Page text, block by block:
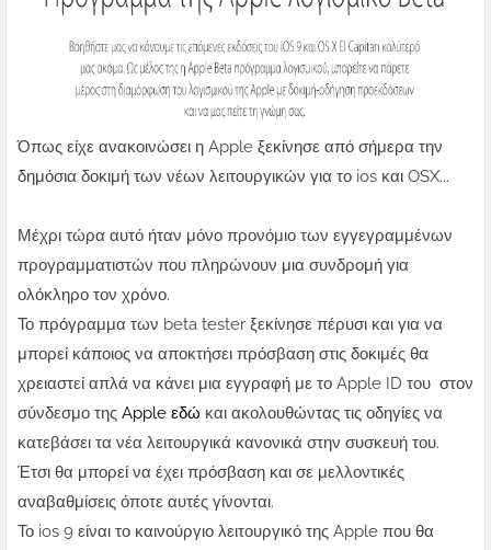
Όπως είχε ανακοινώσει η Apple ξεκίνησε από σήμερα την
δημόσια δοκιμή των νέων λειτουργικών για το ios και OSX...
Μέχρι τώρα αυτό ήταν μόνο προνόμιο των εγγεγραμμένων
προγραμματιστών που πληρώνουν μια συνδρομή για
ολόκληρο τον χρόνο.
Το πρόγραμμα των beta tester ξεκίνησε πέρυσι και για να
μπορεί κάποιος να αποκτήσει πρόσβαση στις δοκιμές θα
χρειαστεί απλά να κάνει μια εγγραφή με το Apple ID του στον
σύνδεσμο της Apple εδώ και ακολουθώντας τις οδηγίες να
κατεβάσει τα νέα λειτουργικά κανονικά στην συσκευή του.
Έτσι θα μπορεί να έχει πρόσβαση και σε μελλοντικές
αναβαθμίσεις όποτε αυτές γίνονται.
Το ios 9 είναι το καινούργιο λειτουργικό της Apple που θα